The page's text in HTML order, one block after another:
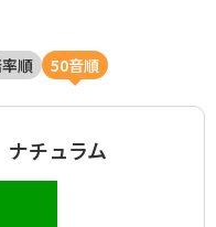
順 50音順
チュラム